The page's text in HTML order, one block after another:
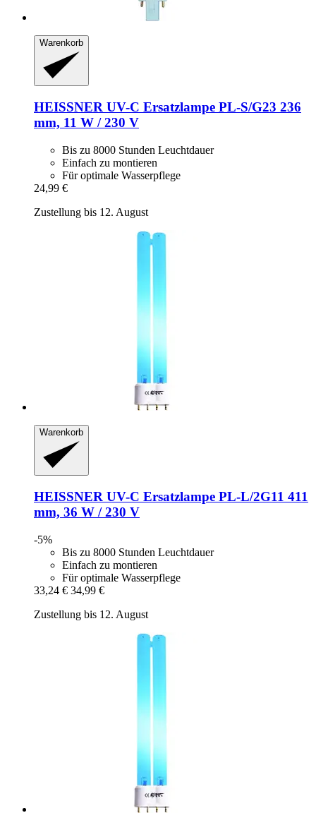
Warenkorb
HEISSNER UV-​C Ersatzlampe PL-​S/G23 236
mm, 11 W / 230 V
Bis zu 8000 Stunden Leuchtdauer
Einfach zu montieren
Für optimale Wasserpflege
24,99 €
Zustellung bis 12. August
Warenkorb
HEISSNER UV-​C Ersatzlampe PL-​L/2G11 411
mm, 36 W / 230 V
-5%
Bis zu 8000 Stunden Leuchtdauer
Einfach zu montieren
Für optimale Wasserpflege
33,24 € 34,99 €
Zustellung bis 12. August